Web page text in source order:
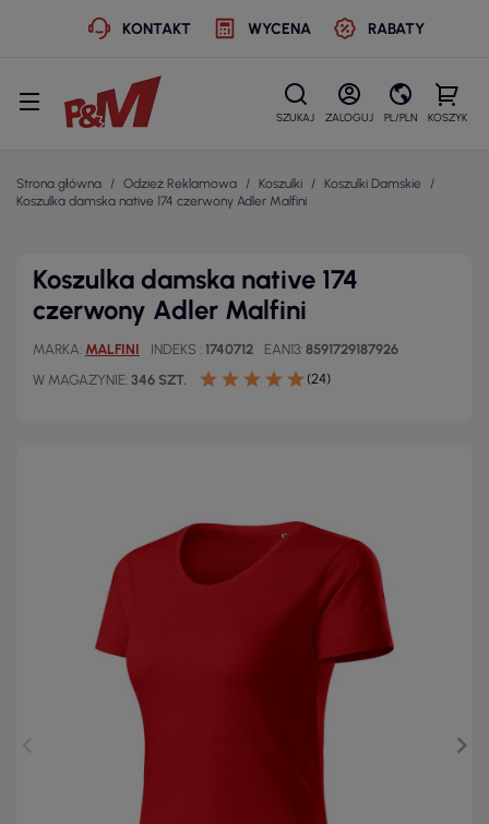
KONTAKT WYCENA RABATY
SZUKAJ ZALOGUJ PL/PLN KOSZYK
Strona główna Odzież Reklamowa Koszulki
Koszulki Damskie
Koszulka damska native 174 czerwony Adler Malfini
Koszulka damska native 174
czerwony Adler Malfini
MARKA MALFINI INDEKS 1740712 EAN13 8591729187926
W MAGAZYNIE 346 SZT. (24)